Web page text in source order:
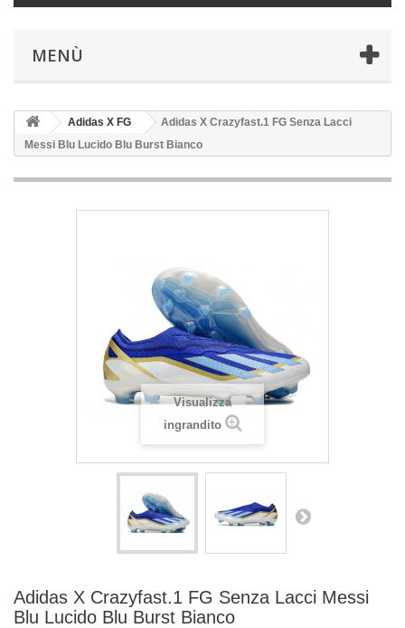
MENÙ
Adidas X FG
Adidas X Crazyfast.1 FG Senza Lacci
Messi Blu Lucido Blu Burst Bianco
Visualizza
ingrandito
Adidas X Crazyfast.1 FG Senza Lacci Messi
Blu Lucido Blu Burst Bianco